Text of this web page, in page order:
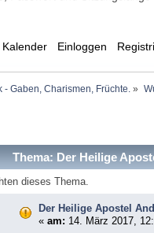
Kalender Einloggen
- Gaben, Charismen, Früchte. »
Thema: Der Heilige
dieses Thema.
Der Heilige Apostel
«am: 14. März 2017,